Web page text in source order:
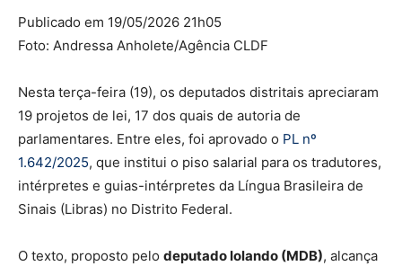
Publicado em 19/05/2026 21h05
Foto: Andressa Anholete/Agência CLDF
Nesta terça-feira (19), os deputados distritais apreciaram
19 projetos de lei, 17 dos quais de autoria de
parlamentares. Entre eles, foi aprovado o PL nº
1.642/2025, que institui o piso salarial para os tradutores,
intérpretes e guias-intérpretes da Língua Brasileira de
Sinais (Libras) no Distrito Federal.
O texto, proposto pelo deputado Iolando (MDB), alcança